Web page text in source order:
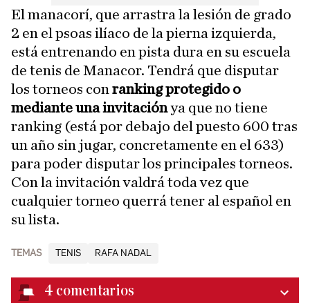
El manacorí, que arrastra la lesión de grado
2 en el psoas ilíaco de la pierna izquierda,
está entrenando en pista dura en su escuela
de tenis de Manacor. Tendrá que disputar
los torneos con ranking protegido o
mediante una invitaciónya que no tiene
ranking (está por debajo del puesto 600 tras
un año sin jugar, concretamente en el 633)
para poder disputar los principales torneos.
Con la invitación valdrá toda vez que
cualquier torneo querrá tener al español en
su lista.
TEMAS TENIS RAFA NADAL
4 comentarios